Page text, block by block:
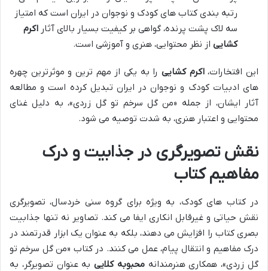
رتبه بندی کتاب های کودک و نوجوان در ایران است که امتیاز
سه لاک پشت پرنده، گواهی بر کیفیت بسیار بالای آثار اکرم
کشایی از نظر محتوایی، هنری و آموزشی است.
این افتخارات،اکرم کشایی را به یکی از مهم ترین و موثرترین چهره
های ادبیات کودک و نوجوان در ایران تبدیل کرده است و مطالعه
آثار ایشان، از جمله «من گل سرخم تو گل زردی»، به دلیل غنای
محتوایی و اعتبار هنری، به شدت توصیه می شود.
نقش تصویرگری در جذابیت و درک
مفاهیم کتاب
در کتاب های کودک، به ویژه برای گروه سنی خردسال، تصویرگری
نقش حیاتی و غیرقابل انکاری ایفا می کند. تصاویر نه تنها جذابیت
بصری کتاب را افزایش می دهند، بلکه به عنوان یک ابزار قدرتمند در
درک مفاهیم و انتقال پیام، عمل می کنند. در کتاب «من گل سرخم تو
گل زردی»، همکاری هنرمندانهمحبوبه کلاییبه عنوان تصویرگر، به